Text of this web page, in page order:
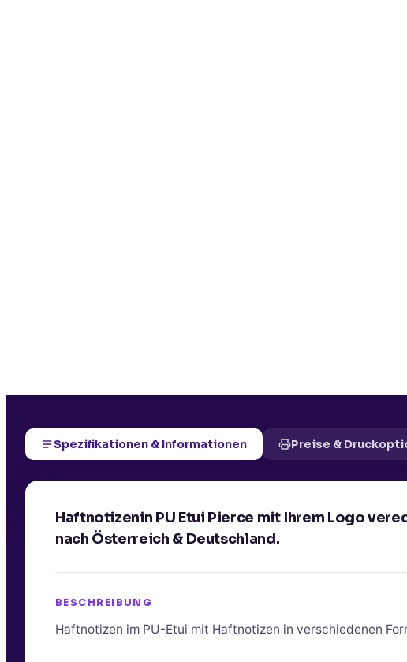
Spezifikationen & Informationen Preise &
Haftnotizenin PU Etui Pierce mit Ihrem Logo
nach Österreich & Deutschland.
BESCHREIBUNG
Haftnotizen im PU-Etui mit Haftnotizen in verschiedenen